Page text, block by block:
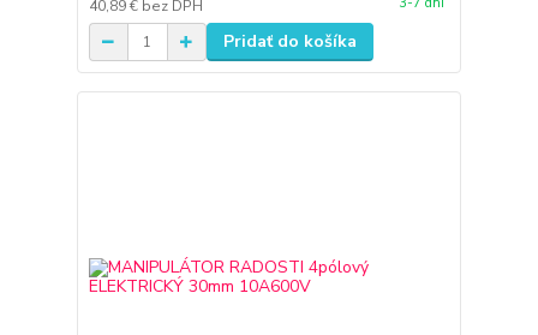
40,89 € bez DPH
Pridať do košíka